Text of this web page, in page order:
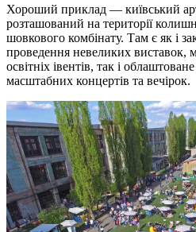
Хороший приклад — київський
розташований на території
шовкового комбінату. Там є як і
проведення невеликих виставок,
освітніх івентів, так і
масштабних концертів та вечірок.